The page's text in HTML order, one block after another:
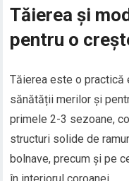
Tăierea și
pentru o
Tăierea este o practică
sănătății merilor și
primele 2-3 sezoane,
structuri solide de
bolnave, precum și pe